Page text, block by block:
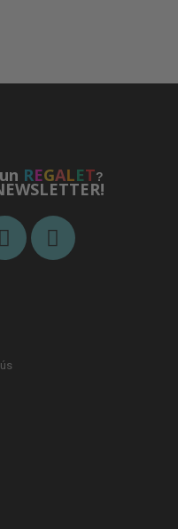
REGALET?